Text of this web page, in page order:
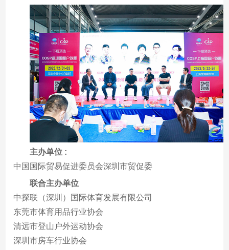
主办单位 :
中国国际贸易促进委员会深圳市贸促委
联合主办单位
中探联（深圳）国际体育发展有限公司
东莞市体育用品行业协会
清远市登山户外运动协会
深圳市房车行业协会